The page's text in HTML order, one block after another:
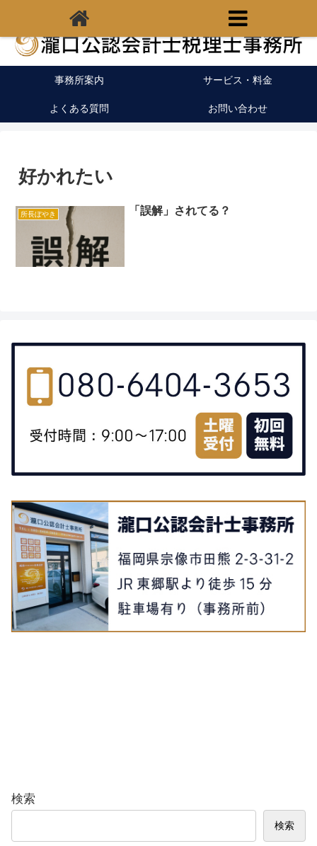
福岡県宗像市の税理士｜開業支援｜クラウド会計
事務所案内 サービス・料金
よくある質問 お問い合わせ
好かれたい
所長ぼやき 「誤解」されてる？
検索
検索